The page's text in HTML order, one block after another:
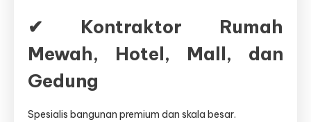
✔ Kontraktor Rumah
Mewah, Hotel, Mall, dan
Gedung
Spesialis bangunan premium dan skala besar.